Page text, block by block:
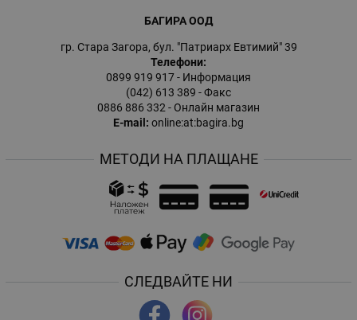
БАГИРА ООД
гр. Стара Загора, бул. "Патриарх Евтимий" 39
Телефони:
0899 919 917- Информация
(042) 613 389 - Факс
0886 886 332 - Онлайн магазин
E-mail: online:at:bagira.bg
МЕТОДИ НА ПЛАЩАНЕ
СЛЕДВАЙТЕ НИ